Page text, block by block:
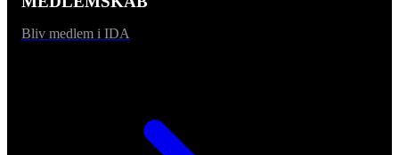
Bliv medlem i IDA